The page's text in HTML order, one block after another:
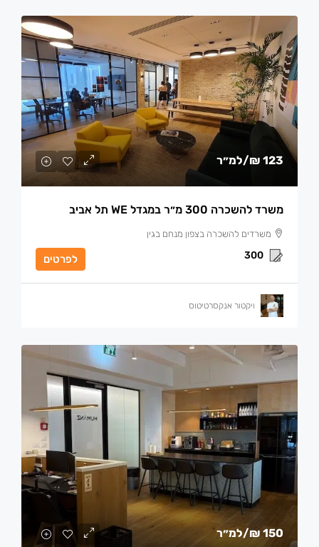
123 ₪ /למ״ר
משרד להשכרה 300 מ״ר במגדל WE תל אביב
משרדים להשכרה בצפון מנחם בגין
300 לפרטים
ויקטור אנקסרטיטוס
150 ₪ /למ״ר